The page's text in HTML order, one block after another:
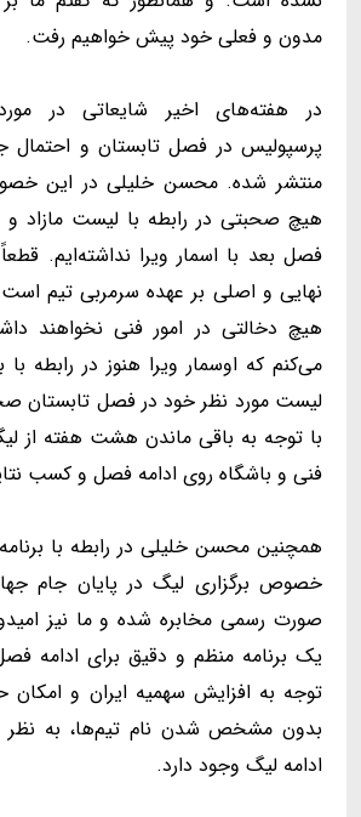
مدون و فعلی خود پیش خواهیم رفت.
در هفته‌های اخیر شایعاتی در
پرسپولیس در فصل تابستان و احتمال
منتشر شده. محسن خلیلی در این
هیچ صحبتی در رابطه با لیست مازاد و
فصل بعد با اسمار ویرا نداشته‌ایم.
نهایی و اصلی بر عهده سرمربی تیم
هیچ دخالتی در امور فنی نخواهند
می‌کنم که اوسمار ویرا هنوز در رابطه
لیست مورد نظر خود در فصل تابستان
با توجه به باقی ماندن هشت هفته از
فنی و باشگاه روی ادامه فصل و کسب
همچنین محسن خلیلی در رابطه با
خصوص برگزاری لیگ در پایان جام
صورت رسمی مخابره شده و ما نیز
یک برنامه منظم و دقیق برای ادامه
توجه به افزایش سهمیه ایران و
بدون مشخص شدن نام تیم‌ها، به نظر
ادامه لیگ وجود دارد.